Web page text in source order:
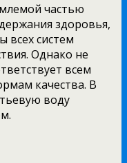
частью
здоровья,
всех систем
Однако не
всем
качества. В
воду